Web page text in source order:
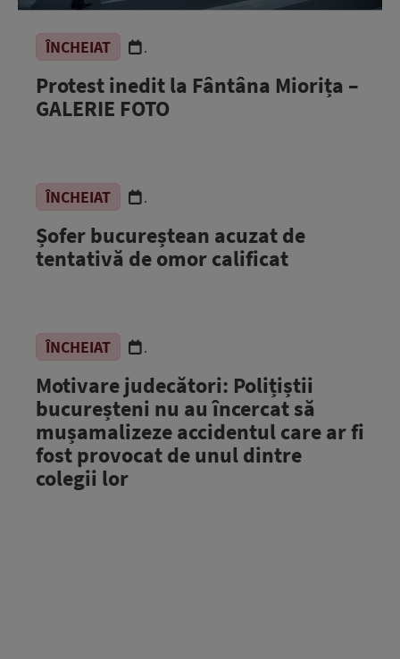
ÎNCHEIAT .
Protest inedit la Fântâna Miorița –
GALERIE FOTO
ÎNCHEIAT .
Șofer bucureștean acuzat de
tentativă de omor calificat
ÎNCHEIAT .
Motivare judecători: Polițiștii
bucureșteni nu au încercat să
mușamalizeze accidentul care ar fi
fost provocat de unul dintre
colegii lor